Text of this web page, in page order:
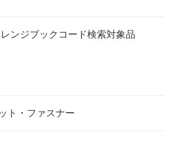
レンジブックコード検索対象品
ト・ファスナー